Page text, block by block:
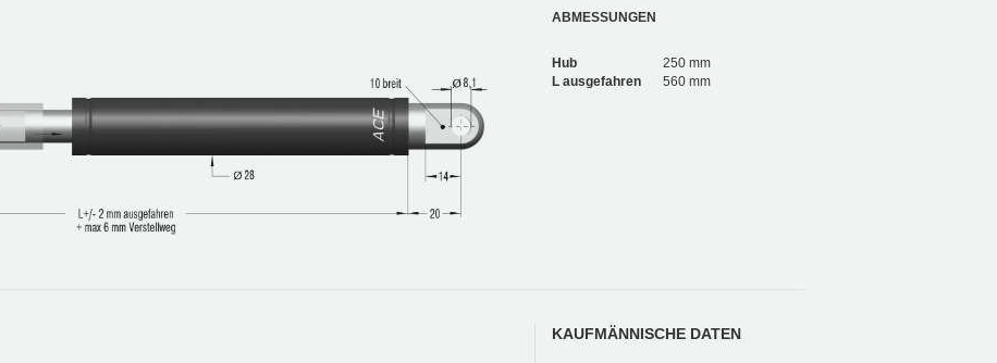
ABMESSUNGEN
Hub
250 mm
L ausgefahren
560 mm
KAUFMÄNNISCHE DATEN